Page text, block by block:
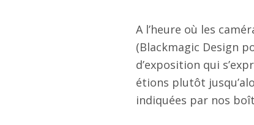
A l’heure où les
(Blackmagic Design
d’exposition qui
étions plutôt
indiquées par nos